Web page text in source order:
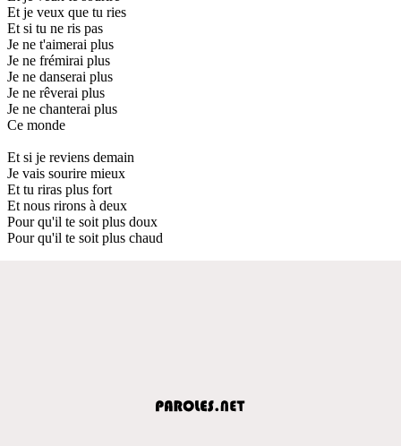
Et je veux que tu ries
Et si tu ne ris pas
Je ne t'aimerai plus
Je ne frémirai plus
Je ne danserai plus
Je ne rêverai plus
Je ne chanterai plus
Ce monde
Et si je reviens demain
Je vais sourire mieux
Et tu riras plus fort
Et nous rirons à deux
Pour qu'il te soit plus doux
Pour qu'il te soit plus chaud